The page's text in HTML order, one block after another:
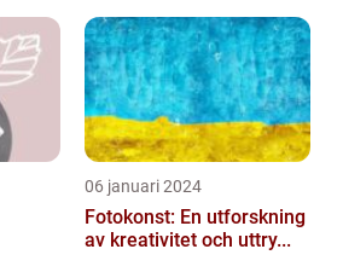
06 januari 2024
Fotokonst: En utforskning
av kreativitet och uttry...